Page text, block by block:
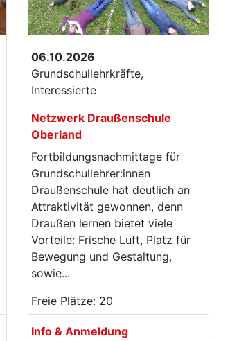
06.10.2026
Grundschullehrkräfte,
Interessierte
Netzwerk Draußenschule
Oberland
Fortbildungsnachmittage für
Grundschullehrer:innen
Draußenschule hat deutlich an
Attraktivität gewonnen, denn
Draußen lernen bietet viele
Vorteile: Frische Luft, Platz für
Bewegung und Gestaltung,
sowie...
Freie Plätze: 20
Info & Anmeldung